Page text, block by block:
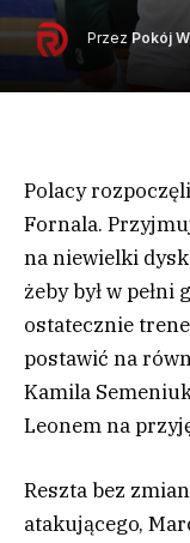
Przez Pokój
Polacy
Fornala.
na niewielki
żeby był w
ostatecznie
postawić na
Kamila
Leonem na
Reszta bez
atakującego,